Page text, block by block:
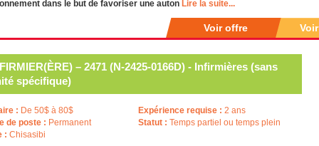
dans le but de favoriser une auton Lire la suite...
Voir offre
– 2471 (N-2425-0166D) - Infirmières (sans
spécifique)
: De 50$ à 80$
de poste : Permanent
: Chisasibi
Expérience requise : 2 ans
Statut : Temps partiel ou temps plein